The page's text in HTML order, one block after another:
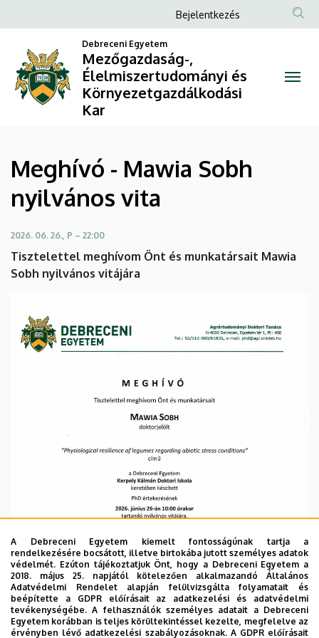
Mawia
Sobh
vita
Mezőgazdaság-,
Élelmiszertudományi
és
Kar
a
Anonim
fiók
menüje
Bejelentkezés
Debreceni Egyetem
Mezőgazdaság-,
Élelmiszertudományi és
Környezetgazdálkodási
Kar
Meghívó - Mawia Sobh
nyilvános vita
2026. 06. 26., P – 22:00
Tisztelettel meghívom Önt és munkatársait Mawia
Sobh nyilvános vitájára
A Debreceni Egyetem kiemelt fontosságúnak tartja a
rendelkezésére bocsátott, illetve birtokába jutott személyes adatok
védelmét. Ezúton tájékoztatjuk Önt, hogy a Debreceni Egyetem a
2018. május 25. napjától kötelezően alkalmazandó Általános
Adatvédelmi Rendelet alapján felülvizsgálta folyamatait és
beépítette a GDPR előírásait az adatkezelési és adatvédelmi
tevékenységébe. A felhasználók személyes adatait a Debreceni
Egyetem korábban is teljes körültekintéssel kezelte, megfelelve az
érvényben lévő adatkezelési szabályozásoknak. A GDPR előírásait